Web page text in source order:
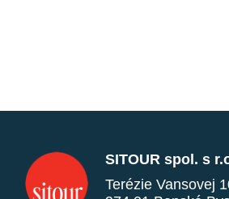
SITOUR spol. s
Terézie Vansovej